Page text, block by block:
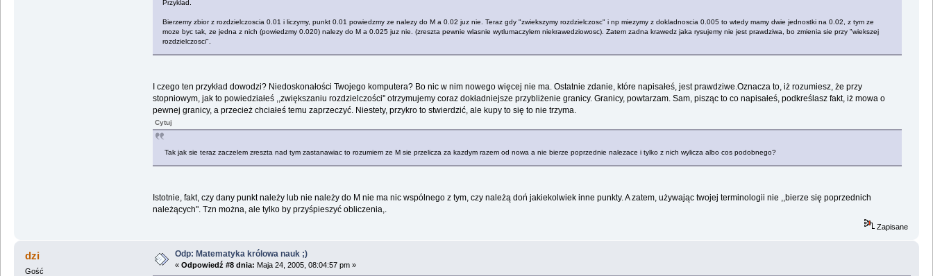
Przyklad.
Bierzemy zbior z rozdzielczoscia 0.01 i liczymy, punkt 0.01 powiedzmy ze nalezy do M a 0.02 juz nie. Teraz gdy "zwiekszymy rozdzielczosc" i np miezymy z dokladnoscia 0.005 to wtedy mamy dwie jednostki na 0.02, z tym ze
moze byc tak, ze jedna z nich (powiedzmy 0.020) nalezy do M a 0.025 juz nie. (zreszta pewnie wlasnie wytlumaczylem niekrawedziowosc). Zatem zadna krawedz jaka rysujemy nie jest prawdziwa, bo zmienia sie przy "wiekszej
rozdzielczosci".
I czego ten przykład dowodzi? Niedoskonałości Twojego komputera? Bo nic w nim nowego więcej nie ma. Ostatnie zdanie, które napisałeś, jest prawdziwe.Oznacza to, iż rozumiesz, że przy
stopniowym, jak to powiedziałeś ,,zwiększaniu rozdzielczości'' otrzymujemy coraz dokładniejsze przybliżenie granicy. Granicy, powtarzam. Sam, pisząc to co napisałeś, podkreślasz fakt, iż mowa o
pewnej granicy, a przecież chciałeś temu zaprzeczyć. Niestety, przykro to stwierdzić, ale kupy to się to nie trzyma.
Cytuj
Tak jak sie teraz zaczelem zreszta nad tym zastanawiac to rozumiem ze M sie przelicza za kazdym razem od nowa a nie bierze poprzednie nalezace i tylko z nich wylicza albo cos podobnego?
Istotnie, fakt, czy dany punkt należy lub nie należy do M nie ma nic wspólnego z tym, czy należą doń jakiekolwiek inne punkty. A zatem, używając twojej terminologii nie ,,bierze się poprzednich
należących". Tzn można, ale tylko by przyśpieszyć obliczenia,.
Zapisane
dzi
Gość
Odp: Matematyka królowa nauk ;)
« Odpowiedź #8 dnia: Maja 24, 2005, 08:04:57 pm »